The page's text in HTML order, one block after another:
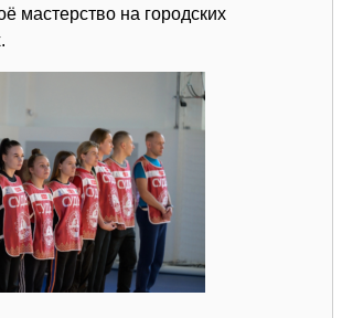
мастерство на городских